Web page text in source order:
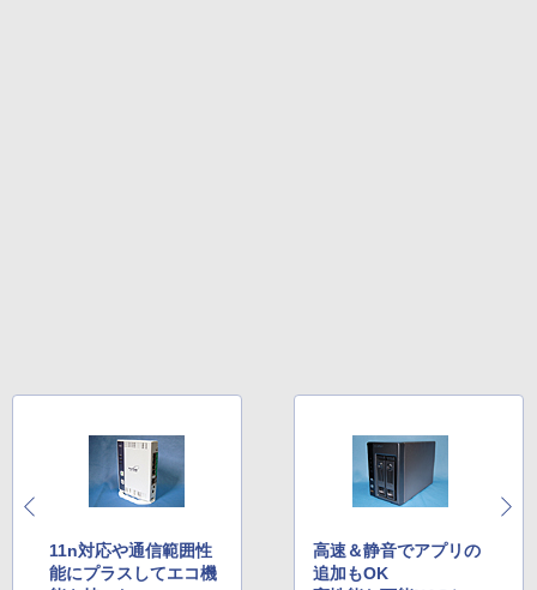
11n対応や通信範囲性
能にプラスしてエコ機
高速＆静音でアプリの
追加もOK